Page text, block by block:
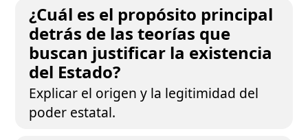
¿Cuál es el propósito principal
detrás de las teorías que
buscan justificar la existencia
del Estado?
Explicar el origen y la legitimidad del
poder estatal.